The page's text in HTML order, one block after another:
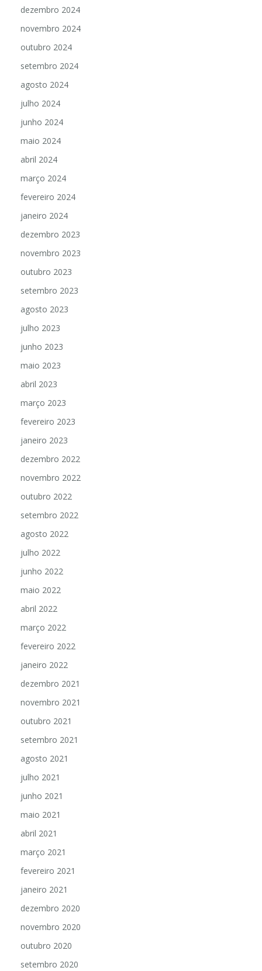
dezembro 2024
novembro 2024
outubro 2024
setembro 2024
agosto 2024
julho 2024
junho 2024
maio 2024
abril 2024
março 2024
fevereiro 2024
janeiro 2024
dezembro 2023
novembro 2023
outubro 2023
setembro 2023
agosto 2023
julho 2023
junho 2023
maio 2023
abril 2023
março 2023
fevereiro 2023
janeiro 2023
dezembro 2022
novembro 2022
outubro 2022
setembro 2022
agosto 2022
julho 2022
junho 2022
maio 2022
abril 2022
março 2022
fevereiro 2022
janeiro 2022
dezembro 2021
novembro 2021
outubro 2021
setembro 2021
agosto 2021
julho 2021
junho 2021
maio 2021
abril 2021
março 2021
fevereiro 2021
janeiro 2021
dezembro 2020
novembro 2020
outubro 2020
setembro 2020